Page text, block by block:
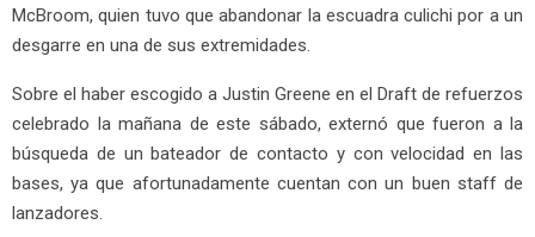
McBroom, quien tuvo que abandonar la escuadra culichi por a un
desgarre en una de sus extremidades.
Sobre el haber escogido a Justin Greene en el Draft de refuerzos
celebrado la mañana de este sábado, externó que fueron a la
búsqueda de un bateador de contacto y con velocidad en las
bases, ya que afortunadamente cuentan con un buen staff de
lanzadores.